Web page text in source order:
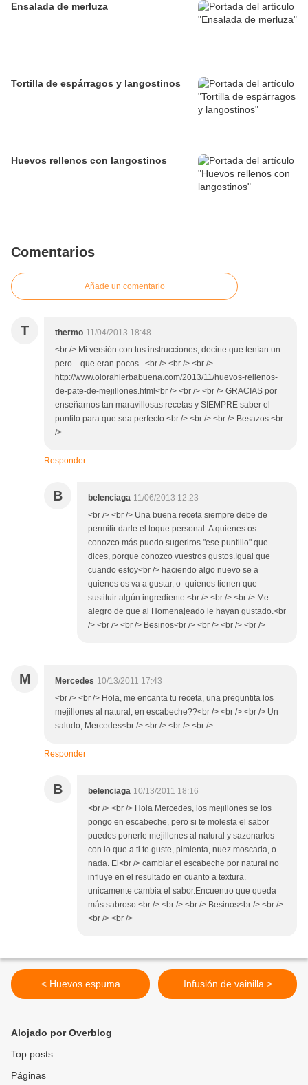
Ensalada de merluza
Tortilla de espárragos y langostinos
Huevos rellenos con langostinos
Comentarios
Añade un comentario
T thermo 11/04/2013 18:48
<br /> Mi versión con tus instrucciones, decirte que tenían un
pero... que eran pocos...<br /> <br /> <br />
http://www.olorahierbabuena.com/2013/11/huevos-rellenos-
de-pate-de-mejillones.html<br /> <br /> <br /> GRACIAS por
enseñarnos tan maravillosas recetas y SIEMPRE saber el
puntito para que sea perfecto.<br /> <br /> <br /> Besazos.<br
/>
Responder
B belenciaga 11/06/2013 12:23
<br /> <br /> Una buena receta siempre debe de
permitir darle el toque personal. A quienes os
conozco más puedo sugeriros "ese puntillo" que
dices, porque conozco vuestros gustos.Igual que
cuando estoy<br /> haciendo algo nuevo se a
quienes os va a gustar, o quienes tienen que
sustituir algún ingrediente.<br /> <br /> <br /> Me
alegro de que al Homenajeado le hayan gustado.<br
/> <br /> <br /> Besinos<br /> <br /> <br /> <br />
M Mercedes 10/13/2011 17:43
<br /> <br /> Hola, me encanta tu receta, una preguntita los
mejillones al natural, en escabeche??<br /> <br /> <br /> Un
saludo, Mercedes<br /> <br /> <br /> <br />
Responder
B belenciaga 10/13/2011 18:16
<br /> <br /> Hola Mercedes, los mejillones se los
pongo en escabeche, pero si te molesta el sabor
puedes ponerle mejillones al natural y sazonarlos
con lo que a ti te guste, pimienta, nuez moscada, o
nada. El<br /> cambiar el escabeche por natural no
influye en el resultado en cuanto a textura.
unicamente cambia el sabor.Encuentro que queda
más sabroso.<br /> <br /> <br /> Besinos<br /> <br />
<br /> <br />
< Huevos espuma Infusión de vainilla >
Alojado por Overblog
Top posts
Páginas